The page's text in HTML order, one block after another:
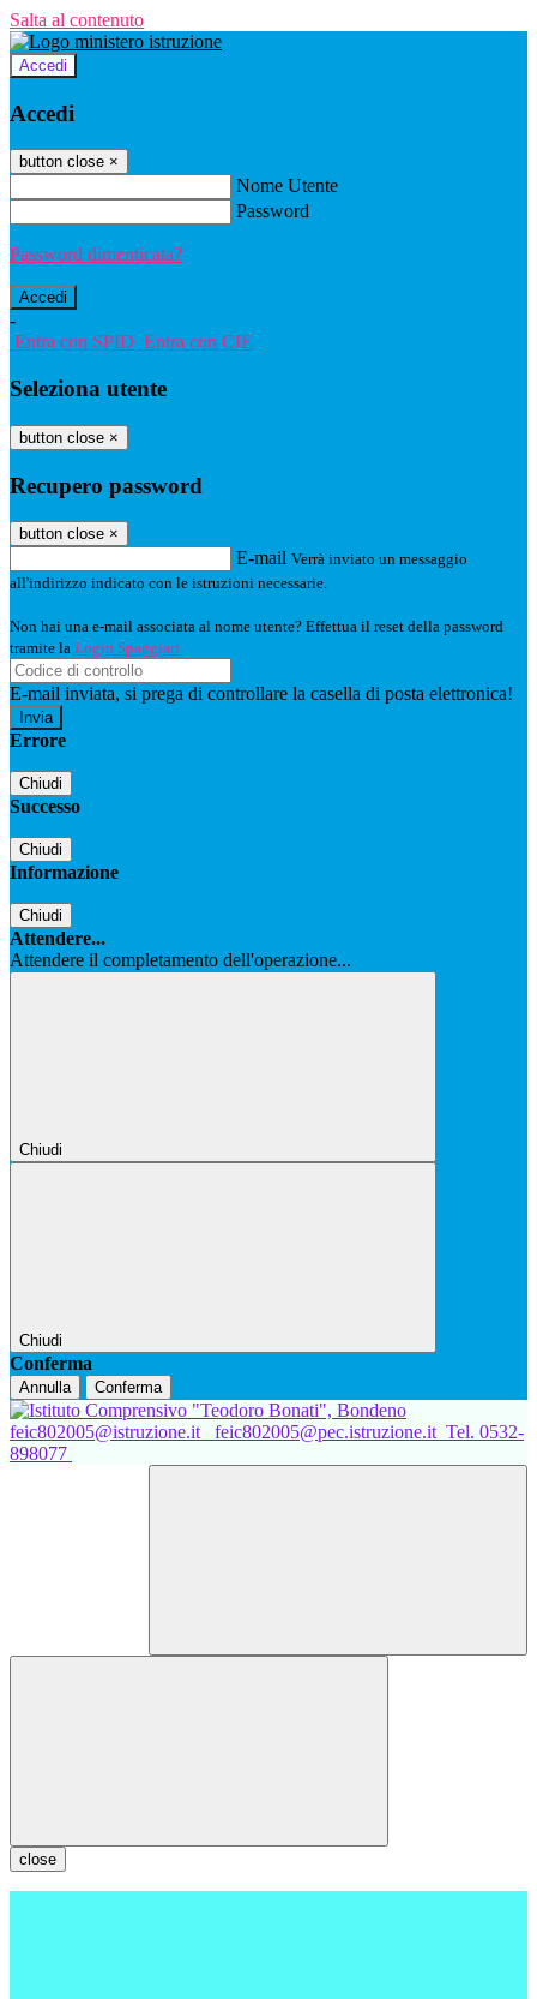
Salta al contenuto
Accedi
Accedi
button close ×
Nome Utente
Password
Password dimenticata?
-
Entra con SPID Entra con CIE
Seleziona utente
button close ×
Recupero password
button close ×
E-mail Verrà inviato un messaggio
all'indirizzo indicato con le istruzioni necessarie.
Non hai una e-mail associata al nome utente? Effettua il reset della password
tramite la Login Spaggiari
E-mail inviata, si prega di controllare la casella di posta elettronica!
Errore
Chiudi
Successo
Chiudi
Informazione
Chiudi
Attendere...
Attendere il completamento dell'operazione...
Chiudi
Chiudi
Conferma
Annulla Conferma
feic802005@istruzione.it feic802005@pec.istruzione.it Tel. 0532-
898077
close